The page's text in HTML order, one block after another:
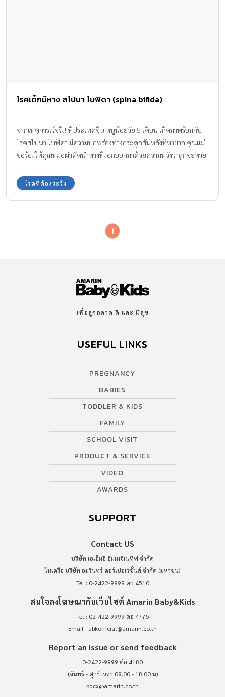
โรคเด็กมีหาง สไปนา ไบฟิดา (spina bifida)
จากเหตุการณ์จริง! ที่ประเทศจีน หนูน้อยวัย 5 เดือน เกิดมาพร้อมกับ
โรคสไปนา ไบฟิดา มีความบกพร่องทางกระดูกสันหลังที่หายาก คุณแม่
ขอร้องให้คุณหมอผ่าตัดนำหางที่งอกออกมาด้วยความหวังว่าลูกจะหาย
ความเสียหายกับระบบประสาท และทำให้เป็นอัมพาตได้
โรคที่ต้องระวัง
1
เพื่อลูกฉลาด ดี และ มีสุข
USEFUL LINKS
PREGNANCY
BABIES
TODDLER & KIDS
FAMILY
SCHOOL VISIT
PRODUCT & SERVICE
VIDEO
AWARDS
SUPPORT
Contact US
บริษัท เอเอ็มอี อิมเมจิเนทีฟ จำกัด
ในเครือ บริษัท อมรินทร์ คอร์เปอเรชั่นส์ จำกัด (มหาชน)
Tel : 0-2422-9999 ต่อ 4510
สนใจลงโฆษณากับเว็บไซต์ Amarin Baby&Kids
Tel : 02-422-9999 ต่อ 4775
Email : abkofficial@amarin.co.th
Report an issue or send feedback
0-2422-9999 ต่อ 4180
(จันทร์ - ศุกร์ เวลา 09.00 - 18.00 น)
bdcx@amarin.co.th